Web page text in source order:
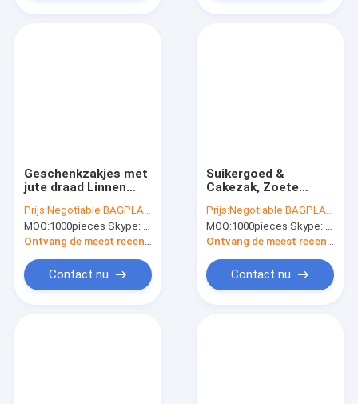
Geschenkzakjes met
jute draad Linnen
zakken voor feest
bruiloft gunsten
sieraden ambachten,
Prijs:Negotiable BAGPLASTICS@YAHOO.COM
MOQ:1000pieces Skype: mydearneil
Ontvang de meest recente Prijs
Contact nu
Suikergoed &
Cakezak, Zoete
het document van de
Suikerverpakking zak,
Kleine
de zak van de
Gebakjeverpakking,
Prijs:Negotiable BAGPLASTICS@YAHOO.COM
MOQ:1000pieces Skype: mydearneil
Ontvang de meest recente Prijs
Contact nu